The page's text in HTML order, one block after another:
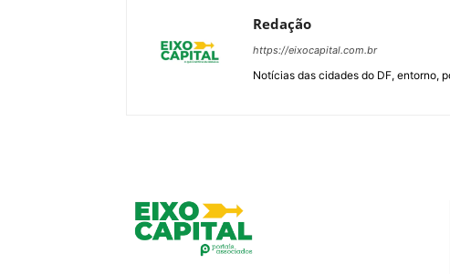
Redação
https://eixocapital.com.br
Notícias das cidades do DF, entorno,